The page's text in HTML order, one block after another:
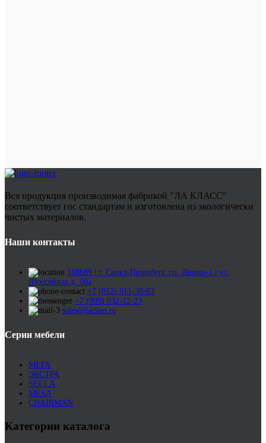
Вся продукция производимая фабрикой "ЛА КЛАСС"
соответствует гос стандартам и изготовлена из экологически
чистых материалов.
Наши контакты
188689 | г. Санкт-Петербург гп. Янино-1 | ул.
Шоссейная д. 50а
+7 (812) 611-38-63
+7 (999) 032-12-23
sales@laclass.ru
Серии мебели
МЕГА
ЭКСТРА
SELLA
MESA
CHAIRMAN
Категории каталога